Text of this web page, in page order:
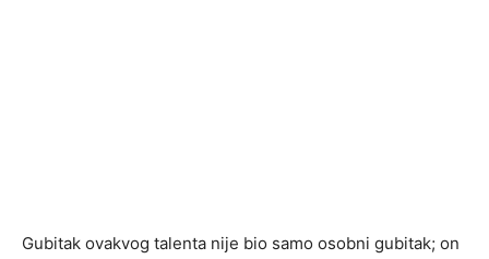
Gubitak ovakvog talenta nije bio samo osobni gubitak; on